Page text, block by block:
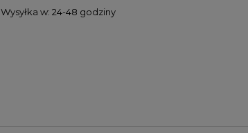
Wysyłka w: 24-48 godziny